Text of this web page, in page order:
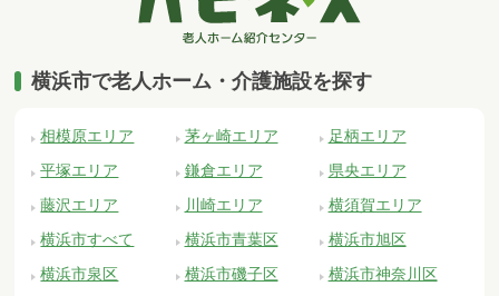
横浜市で老人ホーム・介護施設を探す
相模原エリア 茅ヶ崎エリア
足柄エリア
平塚エリア
鎌倉エリア
県央エリア
藤沢エリア
川崎エリア
横須賀エリア
横浜市すべて
横浜市青葉区
横浜市旭区
横浜市泉区
横浜市磯子区
横浜市神奈川区